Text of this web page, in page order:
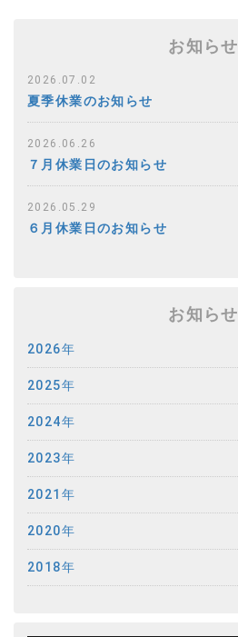
お知らせ
2026.07.02
夏季休業のお知らせ
2026.06.26
７月休業日のお知らせ
2026.05.29
６月休業日のお知らせ
お知らせ
2026年
2025年
2024年
2023年
2021年
2020年
2018年